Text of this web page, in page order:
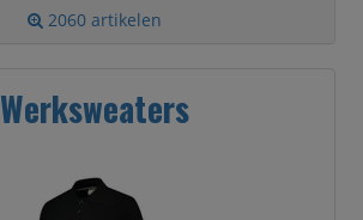
2060 artikelen
Werksweaters